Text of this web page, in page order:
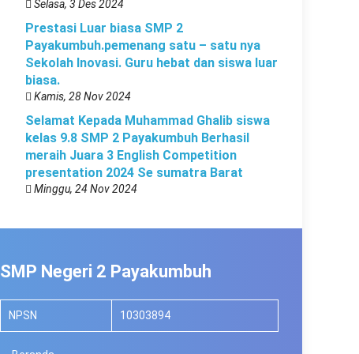
Selasa, 3 Des 2024
Prestasi Luar biasa SMP 2
Payakumbuh.pemenang satu – satu nya
Sekolah Inovasi. Guru hebat dan siswa luar
biasa.
Kamis, 28 Nov 2024
Selamat Kepada Muhammad Ghalib siswa
kelas 9.8 SMP 2 Payakumbuh Berhasil
meraih Juara 3 English Competition
presentation 2024 Se sumatra Barat
Minggu, 24 Nov 2024
SMP Negeri 2 Payakumbuh
NPSN 10303894